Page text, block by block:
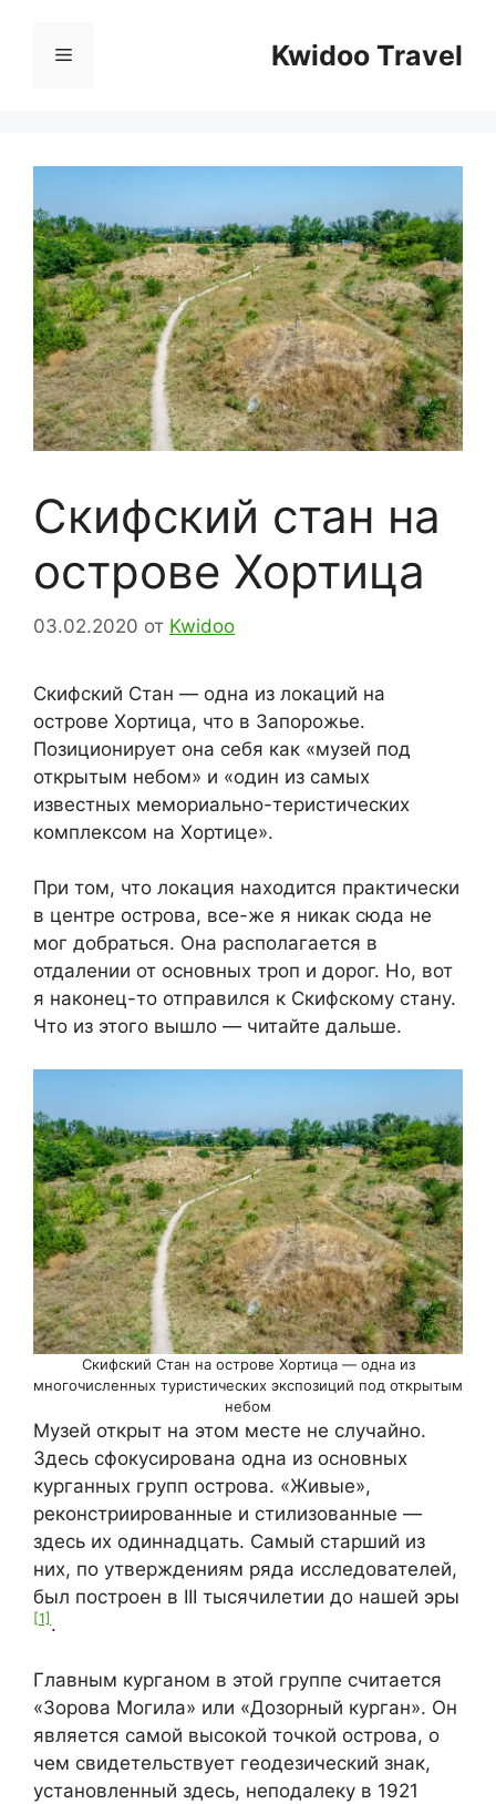
содержимому
Kwidoo Travel
Меню
Скифский стан на
острове Хортица
03.02.2020 от Kwidoo
Скифский Стан — одна из локаций на
острове Хортица, что в Запорожье.
Позиционирует она себя как «музей под
открытым небом» и «один из самых
известных мемориально-теристических
комплексом на Хортице».
При том, что локация находится практически
в центре острова, все-же я никак сюда не
мог добраться. Она располагается в
отдалении от основных троп и дорог. Но, вот
я наконец-то отправился к Скифскому стану.
Что из этого вышло — читайте дальше.
Скифский Стан на острове Хортица — одна из
многочисленных туристических экспозиций под открытым
небом
Музей открыт на этом месте не случайно.
Здесь сфокусирована одна из основных
курганных групп острова. «Живые»,
реконстриированные и стилизованные —
здесь их одиннадцать. Самый старший из
них, по утверждениям ряда исследователей,
был построен в III тысячилетии до нашей эры
[1] .
Главным курганом в этой группе считается
«Зорова Могила» или «Дозорный курган». Он
является самой высокой точкой острова, о
чем свидетельствует геодезический знак,
установленный здесь, неподалеку в 1921